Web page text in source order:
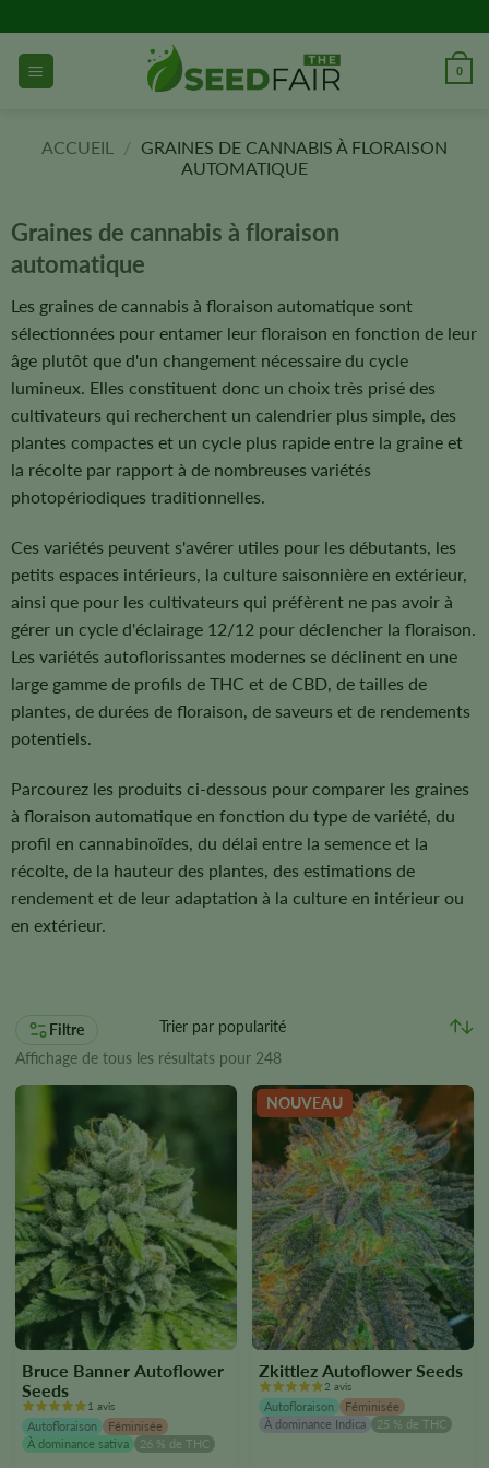
directement
contenu
0
ACCUEIL / GRAINES DE CANNABIS À FLORAISON
AUTOMATIQUE
Graines de cannabis à floraison
automatique
Les graines de cannabis à floraison automatique sont
sélectionnées pour entamer leur floraison en fonction de leur
âge plutôt que d'un changement nécessaire du cycle
lumineux. Elles constituent donc un choix très prisé des
cultivateurs qui recherchent un calendrier plus simple, des
plantes compactes et un cycle plus rapide entre la graine et
la récolte par rapport à de nombreuses variétés
photopériodiques traditionnelles.
Ces variétés peuvent s'avérer utiles pour les débutants, les
petits espaces intérieurs, la culture saisonnière en extérieur,
ainsi que pour les cultivateurs qui préfèrent ne pas avoir à
gérer un cycle d'éclairage 12/12 pour déclencher la floraison.
Les variétés autoflorissantes modernes se déclinent en une
large gamme de profils de THC et de CBD, de tailles de
plantes, de durées de floraison, de saveurs et de rendements
potentiels.
Parcourez les produits ci-dessous pour comparer les graines
à floraison automatique en fonction du type de variété, du
profil en cannabinoïdes, du délai entre la semence et la
récolte, de la hauteur des plantes, des estimations de
rendement et de leur adaptation à la culture en intérieur ou
en extérieur.
Filtre
Affichage de tous les résultats pour 248
Bruce Banner Autoflower
Seeds
1 avis
Autofloraison
Féminisée
À dominance sativa
26 % de THC
NOUVEAU
Zkittlez Autoflower Seeds
2 avis
Autofloraison
Féminisée
À dominance Indica
25 % de THC